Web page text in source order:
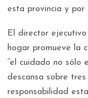
esta provincia y por
El director
hogar promueve la
“el cuidado no sólo
descansa sobre
responsabilidad